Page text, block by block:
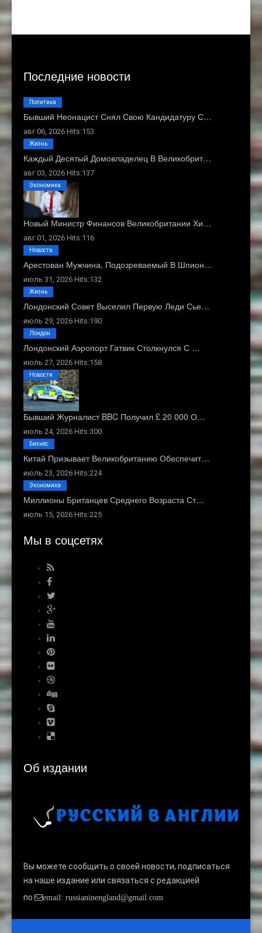
Последние новости
Бывший Неонацист Снял Свою Кандидатуру С…
авг 06, 2026 Hits:153
Политика
Каждый Десятый Домовладелец В Великобрит…
авг 03, 2026 Hits:137
Жизнь
Новый Министр Финансов Великобритании Хи…
авг 01, 2026 Hits:116
Экономика
Арестован Мужчина, Подозреваемый В Шпион…
июль 31, 2026 Hits:132
Новости
Лондонский Совет Выселил Первую Леди Сье…
июль 29, 2026 Hits:190
Жизнь
Лондонский Аэропорт Гатвик Столкнулся С …
июль 27, 2026 Hits:158
Лондон
Бывший Журналист BBC Получил £ 20 000 О…
июль 24, 2026 Hits:300
Новости
Китай Призывает Великобританию Обеспечит…
июль 23, 2026 Hits:224
Бизнес
Миллионы Британцев Среднего Возраста Ст…
июль 15, 2026 Hits:225
Экономика
Мы в соцсетях
Об издании
Вы можете сообщить о своей новости, подписаться
на наше издание или связаться с редакцией
по
email: russianinengland@gmail.com